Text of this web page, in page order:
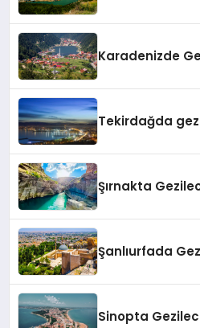
Karadenizde
Tekirdağda
Şırnakta
Şanlıurfada
Sinopta